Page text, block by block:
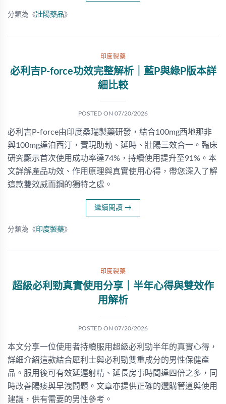
分類為《壯陽藥品》
印度製藥
必利吉P-force功效完整解析｜藍P與綠P版本詳
細比較
POSTED ON 07/20/2026
必利吉P-force由印度桑瑞製藥研發，結合100mg西地那非
與100mg達泊西汀，實現助勃、延時、壯陽三效合一。臨床
研究顯示首次使用成功率達74%，持續使用提升至91%。本
文詳解產品功效、作用原理與真實使用心得，帶您深入了解
這款雙效威而鋼的獨特之處。
繼續閱讀 →
分類為《印度製藥》
印度製藥
超級必利勁真實使用分享｜半年心得與雙效作
用解析
POSTED ON 07/20/2026
本文分享一位使用者持續服用超級必利勁半年的真實心得，
詳細介紹這款結合犀利士與必利勁雙重成分的男性保健產
品。服用後可有效延遲射精、延長房事時間達四倍之多，同
時改善陽痿與早洩問題。文章亦提供正確的選購管道與使用
建議，供有需要的男性參考。